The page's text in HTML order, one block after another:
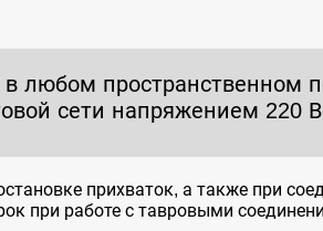
любом пространственном
сети напряжением 220
прихваток, а также при
при работе с тавровыми